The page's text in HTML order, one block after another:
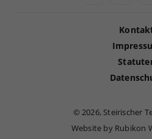
©2026, Steirischer
Website by Rubikon